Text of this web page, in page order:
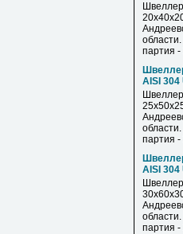
партия
AISI
партия -
AISI
партия -